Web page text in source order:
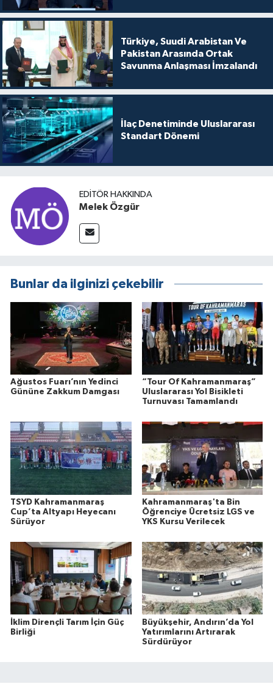
Türkiye, Suudi Arabistan Ve
Pakistan Arasında Ortak
Savunma Anlaşması İmzalandı
İlaç Denetiminde Uluslararası
Standart Dönemi
EDITÖR HAKKINDA
Melek Özgür
Bunlar da ilginizi çekebilir
Ağustos Fuarı’nın Yedinci
Gününe Zakkum Damgası
“Tour Of Kahramanmaraş”
Uluslararası Yol Bisikleti
Turnuvası Tamamlandı
TSYD Kahramanmaraş
Cup’ta Altyapı Heyecanı
Sürüyor
Kahramanmaraş'ta Bin
Öğrenciye Ücretsiz LGS ve
YKS Kursu Verilecek
İklim Dirençli Tarım İçin Güç
Birliği
Büyükşehir, Andırın’da Yol
Yatırımlarını Artırarak
Sürdürüyor